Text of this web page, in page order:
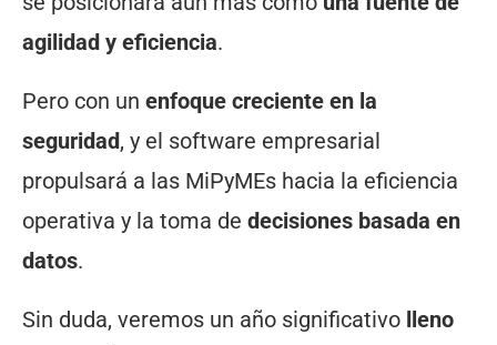
agilidad y eficiencia.
Pero con un enfoque creciente en la
seguridad, y el software empresarial
propulsará a las MiPyMEs hacia la eficiencia
operativa y la toma de decisiones basada en
datos.
Sin duda, veremos un año significativo lleno